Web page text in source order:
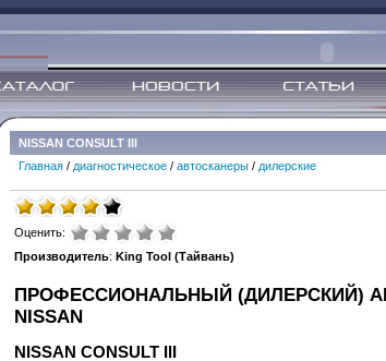
NISSAN CONSULT III
Главная / диагностическое / автосканеры / дилерские
Оценить:
Производитель: King Tool (Тайвань)
ПРОФЕССИОНАЛЬНЫЙ (ДИЛЕРСКИЙ)
NISSAN
NISSAN CONSULT III